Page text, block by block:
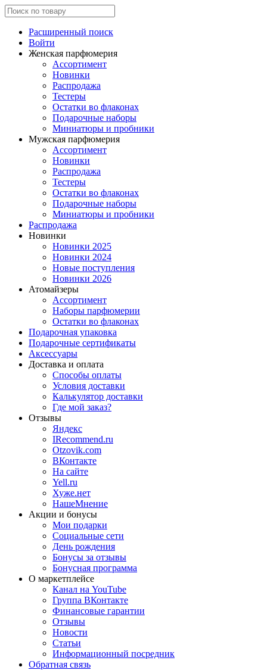
Расширенный поиск
Войти
Женская парфюмерия
Ассортимент
Новинки
Распродажа
Тестеры
Остатки во флаконах
Подарочные наборы
Миниатюры и пробники
Мужская парфюмерия
Ассортимент
Новинки
Распродажа
Тестеры
Остатки во флаконах
Подарочные наборы
Миниатюры и пробники
Распродажа
Новинки
Новинки 2025
Новинки 2024
Новые поступления
Новинки 2026
Атомайзеры
Ассортимент
Наборы парфюмерии
Остатки во флаконах
Подарочная упаковка
Подарочные сертификаты
Аксессуары
Доставка и оплата
Способы оплаты
Условия доставки
Калькулятор доставки
Где мой заказ?
Отзывы
Яндекс
IRecommend.ru
Otzovik.com
ВКонтакте
На сайте
Yell.ru
Хуже.нет
НашеМнение
Акции и бонусы
Мои подарки
Социальные сети
День рождения
Бонусы за отзывы
Бонусная программа
О маркетплейсе
Канал на YouTube
Группа ВКонтакте
Финансовые гарантии
Отзывы
Новости
Статьи
Информационный посредник
Обратная связь